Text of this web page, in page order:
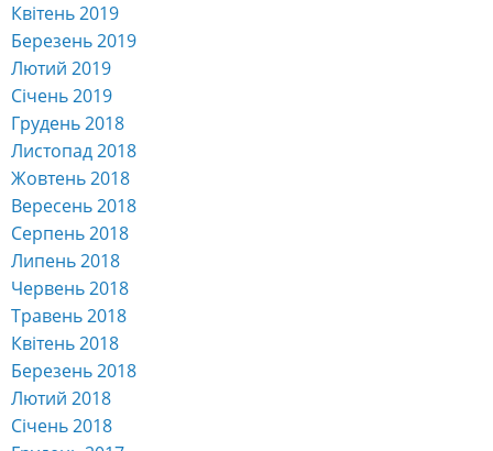
Квітень 2019
Березень 2019
Лютий 2019
Січень 2019
Грудень 2018
Листопад 2018
Жовтень 2018
Вересень 2018
Серпень 2018
Липень 2018
Червень 2018
Травень 2018
Квітень 2018
Березень 2018
Лютий 2018
Січень 2018